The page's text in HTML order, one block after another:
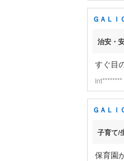
ＧＡＬＩ
治安・
すぐ目
ＧＡＬＩ
子育て/
保育園